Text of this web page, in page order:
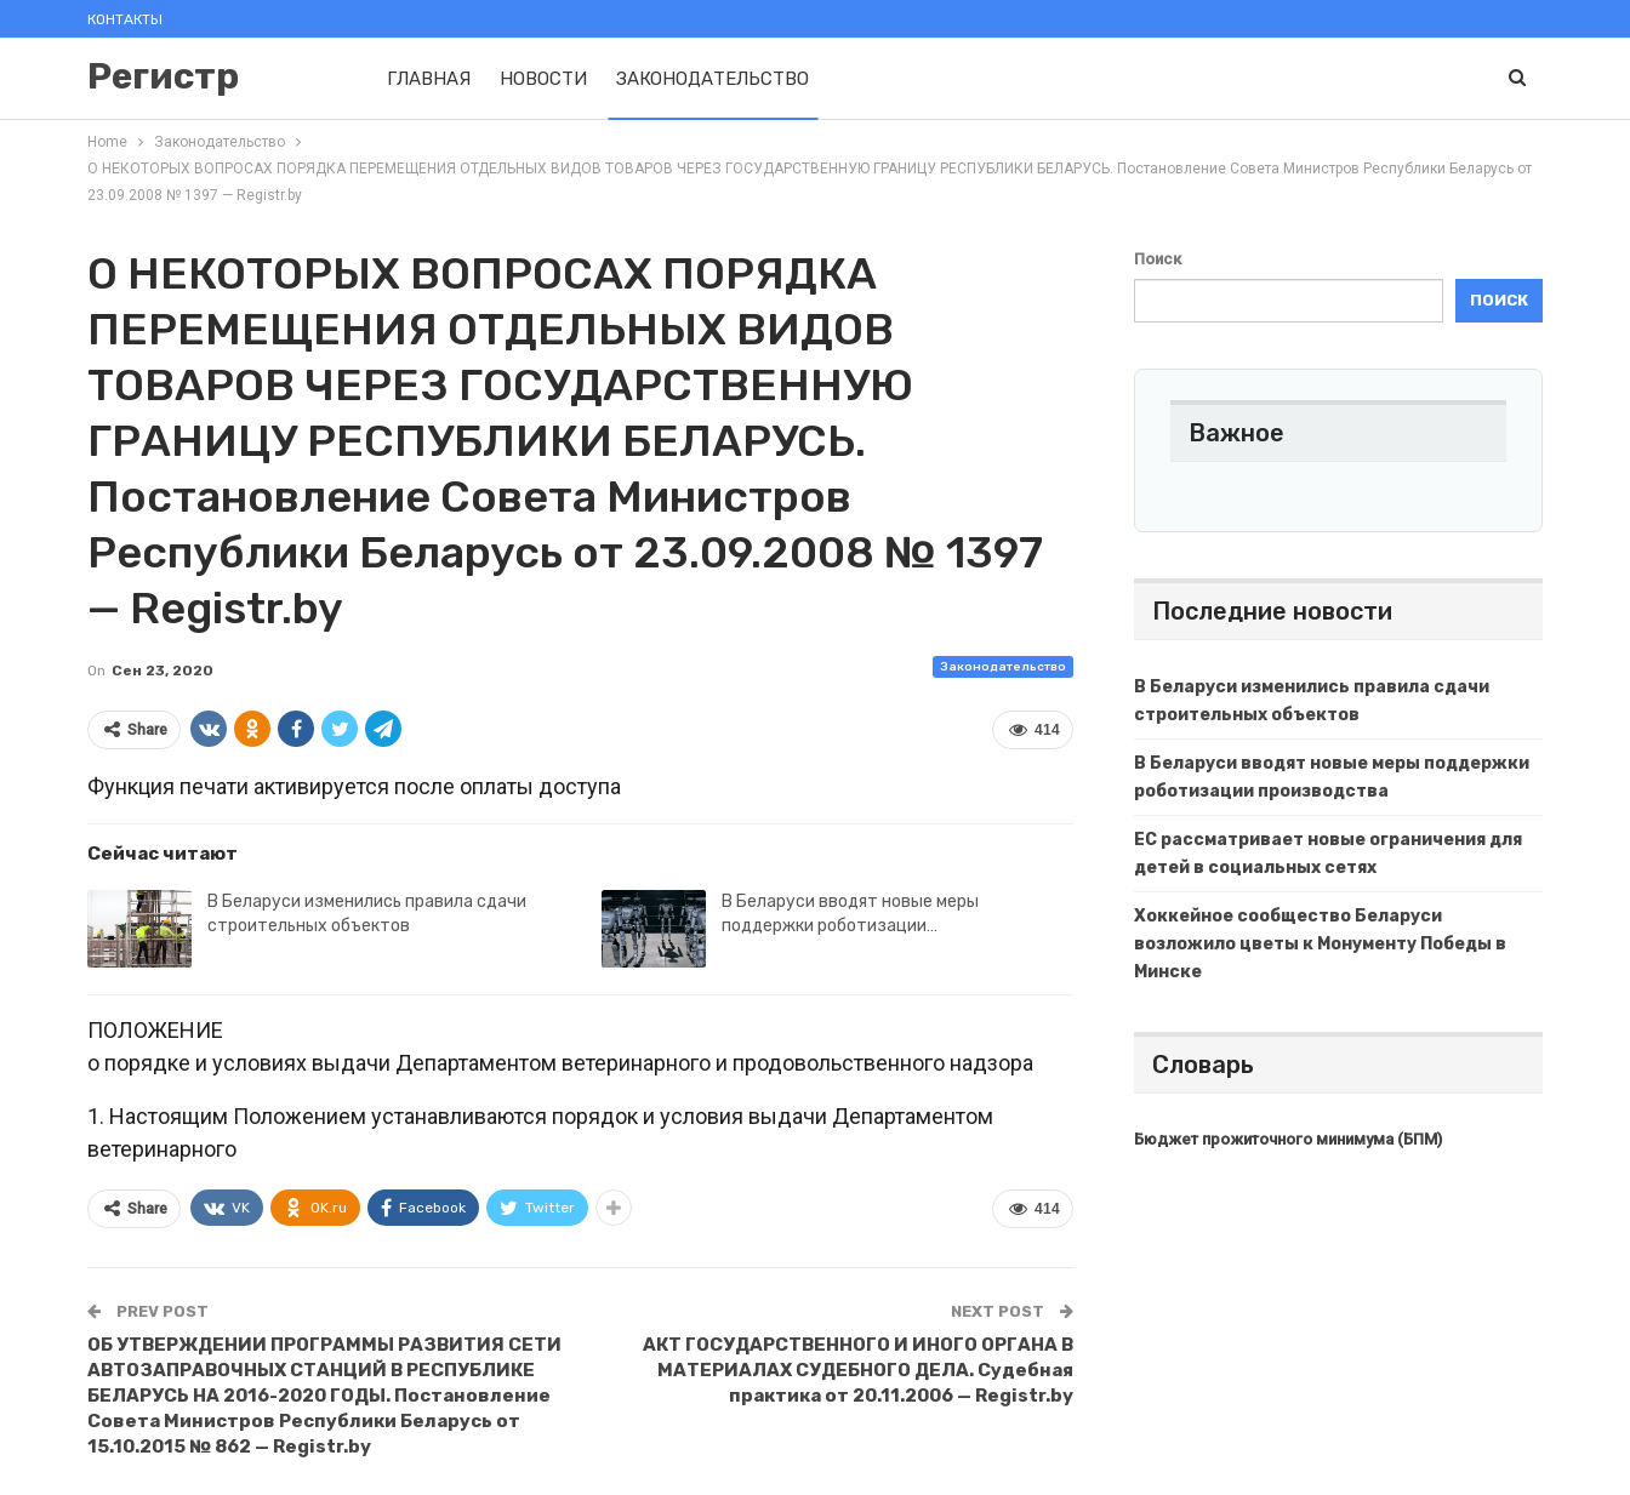
КОНТАКТЫ
Регистр ГЛАВНАЯ НОВОСТИ ЗАКОНОДАТЕЛЬСТВО
Home
Законодательство
О НЕКОТОРЫХ ВОПРОСАХ ПОРЯДКА ПЕРЕМЕЩЕНИЯ ОТДЕЛЬНЫХ ВИДОВ ТОВАРОВ ЧЕРЕЗ ГОСУДАРСТВЕННУЮ ГРАНИЦУ РЕСПУБЛИКИ БЕЛАРУСЬ. Постановление Совета Министров Республики Беларусь от
23.09.2008 № 1397 — Registr.by
О НЕКОТОРЫХ ВОПРОСАХ ПОРЯДКА
ПЕРЕМЕЩЕНИЯ ОТДЕЛЬНЫХ ВИДОВ
ТОВАРОВ ЧЕРЕЗ ГОСУДАРСТВЕННУЮ
ГРАНИЦУ РЕСПУБЛИКИ БЕЛАРУСЬ.
Постановление Совета Министров
Республики Беларусь от 23.09.2008 № 1397
— Registr.by
Законодательство
On Сен 23, 2020
414
Share
Функция печати активируется после оплаты доступа
Сейчас читают
В Беларуси изменились правила сдачи
строительных объектов
В Беларуси вводят новые меры
поддержки роботизации…
ПОЛОЖЕНИЕ
о порядке и условиях выдачи Департаментом ветеринарного и продовольственного надзора
1. Настоящим Положением устанавливаются порядок и условия выдачи Департаментом
ветеринарного
414
Share VK OK.ru Facebook Twitter
PREV POST
ОБ УТВЕРЖДЕНИИ ПРОГРАММЫ РАЗВИТИЯ СЕТИ
АВТОЗАПРАВОЧНЫХ СТАНЦИЙ В РЕСПУБЛИКЕ
БЕЛАРУСЬ НА 2016-2020 ГОДЫ. Постановление
Совета Министров Республики Беларусь от
15.10.2015 № 862 — Registr.by
NEXT POST
АКТ ГОСУДАРСТВЕННОГО И ИНОГО ОРГАНА В
МАТЕРИАЛАХ СУДЕБНОГО ДЕЛА. Судебная
практика от 20.11.2006 — Registr.by
Поиск
ПОИСК
Важное
Последние новости
В Беларуси изменились правила сдачи
строительных объектов
В Беларуси вводят новые меры поддержки
роботизации производства
ЕС рассматривает новые ограничения для
детей в социальных сетях
Хоккейное сообщество Беларуси
возложило цветы к Монументу Победы в
Минске
Словарь
Бюджет прожиточного минимума (БПМ)